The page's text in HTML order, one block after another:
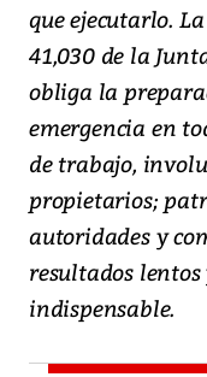
que ejecutarlo.
41,030 de la
obliga la
emergencia en
de trabajo,
propietarios;
autoridades y
resultados
indispensable.